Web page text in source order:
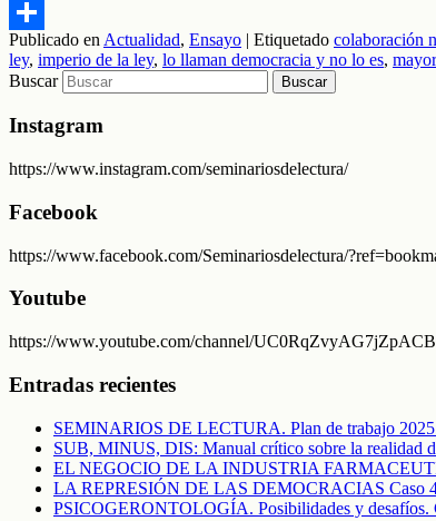
Email
Compartir
Publicado en Actualidad, Ensayo | Etiquetado colaboración
ley, imperio de la ley, lo llaman democracia y no lo es,
Buscar
Instagram
https://www.instagram.com/seminariosdelectura/
Facebook
https://www.facebook.com/Seminariosdelectura/
Youtube
https://www.youtube.com/channel/
Entradas recientes
SEMINARIOS DE LECTURA. Plan de trabajo
SUB, MINUS, DIS: Manual crítico sobre la realidad
EL NEGOCIO DE LA INDUSTRIA
LA REPRESIÓN DE LAS DEMOCRACIAS Caso
PSICOGERONTOLOGÍA. Posibilidades y desafíos.